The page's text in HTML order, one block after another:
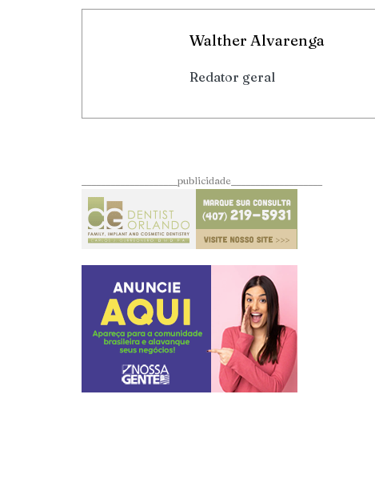
Walther Alvarenga
Redator geral
____________________publicidade___________________